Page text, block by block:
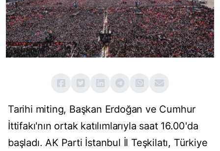
Tarihi miting, Başkan Erdoğan ve Cumhur
İttifakı'nın ortak katılımlarıyla saat 16.00'da
başladı. AK Parti İstanbul İl Teşkilatı, Türkiye